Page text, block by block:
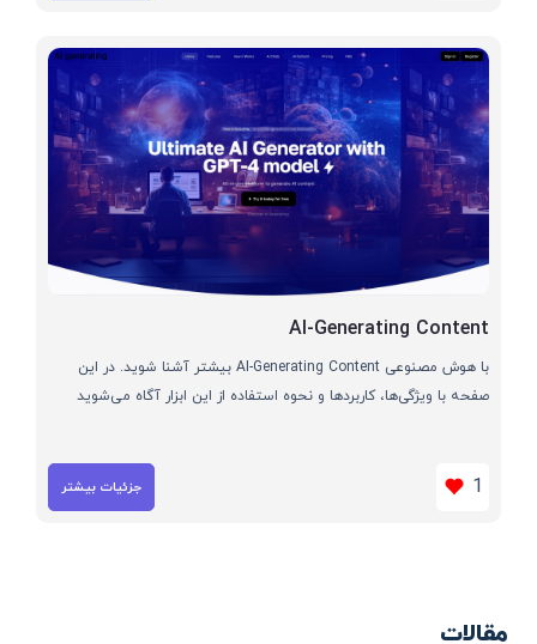
AI-Generating Content
با هوش مصنوعی AI-Generating Content بیشتر آشنا شوید. در این
صفحه با ویژگی‌ها، کاربردها و نحوه استفاده از این ابزار آگاه می‌شوید
1 جزئیات بیشتر
مقالات